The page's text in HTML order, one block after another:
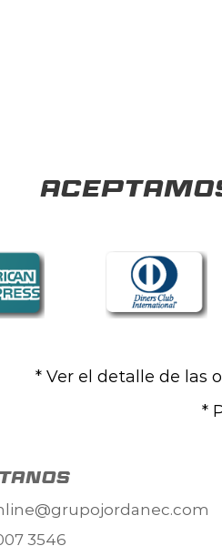
* Ver el detalle de las
*
3546